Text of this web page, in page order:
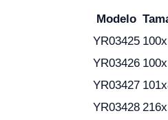
Modelo
YR03425
YR03426
YR03427
YR03428